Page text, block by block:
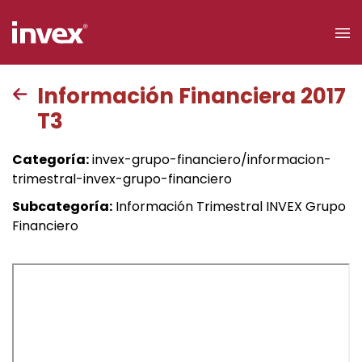
Buscar
Personas
Información Financiera 2017
T3
Categoría:invex-grupo-financiero/informacion-
trimestral-invex-grupo-financiero
Subcategoría: Información Trimestral INVEX Grupo
Financiero